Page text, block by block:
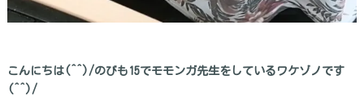
こんにちは(^^)/のびも15でモモンガ先生をしているワケゾノです
(^^)/